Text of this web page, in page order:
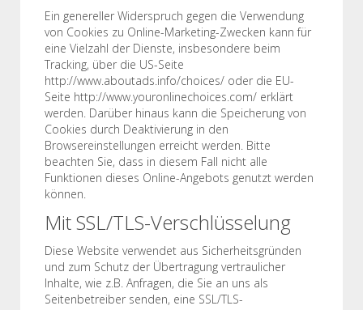
Ein genereller Widerspruch gegen die Verwendung
von Cookies zu Online-Marketing-Zwecken kann für
eine Vielzahl der Dienste, insbesondere beim
Tracking, über die US-Seite
http://www.aboutads.info/choices/ oder die EU-
Seite http://www.youronlinechoices.com/ erklärt
werden. Darüber hinaus kann die Speicherung von
Cookies durch Deaktivierung in den
Browsereinstellungen erreicht werden. Bitte
beachten Sie, dass in diesem Fall nicht alle
Funktionen dieses Online-Angebots genutzt werden
können.
Mit SSL/TLS-Verschlüsselung
Diese Website verwendet aus Sicherheitsgründen
und zum Schutz der Übertragung vertraulicher
Inhalte, wie z.B. Anfragen, die Sie an uns als
Seitenbetreiber senden, eine SSL/TLS-